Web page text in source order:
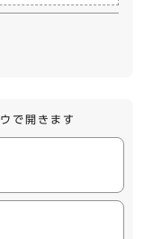
で開きます